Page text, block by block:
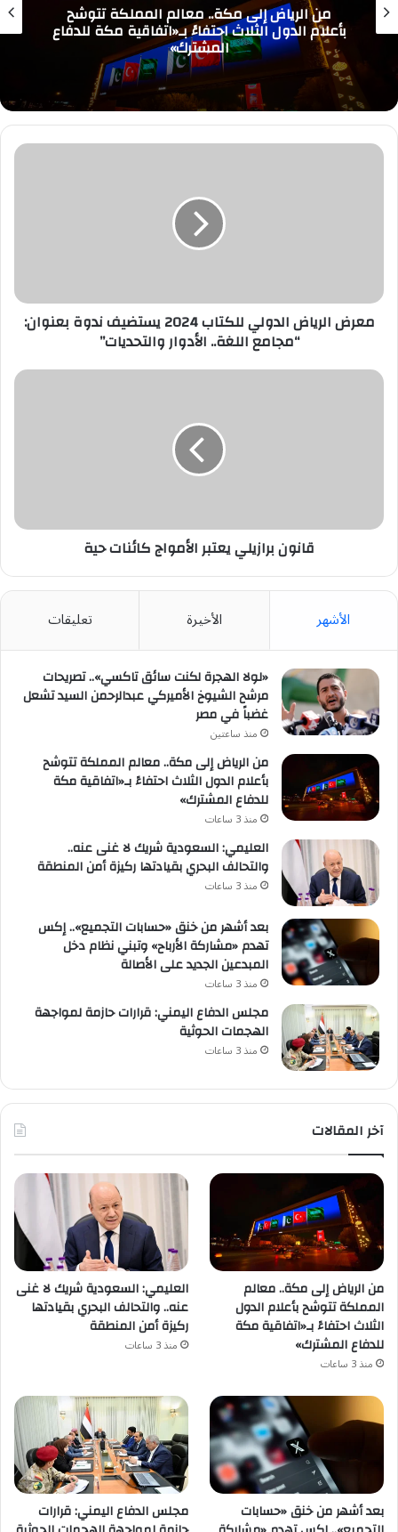
من الرياض إلى مكة.. معالم المملكة تتوشح
بأعلام الدول الثلاث احتفاءً بـ«اتفاقية مكة للدفاع
المشترك»
معرض
“مجامع
اللغة.. معرض الرياض الدولي للكتاب 2024 يستضيف ندوة بعنوان:
“مجامع اللغة.. الأدوار والتحديات”
قانون
قانون برازيلي يعتبر الأمواج كائنات حية
الأشهر الأخيرة تعليقات
«لولا الهجرة لكنت سائق تاكسي».. تصريحات
مرشح الشيوخ الأميركي عبدالرحمن السيد تشعل
غضباً في مصر
منذ ساعتين
من الرياض إلى مكة.. معالم المملكة تتوشح
بأعلام الدول الثلاث احتفاءً بـ«اتفاقية مكة
للدفاع المشترك»
منذ 3 ساعات
العليمي: السعودية شريك لا غنى عنه..
والتحالف البحري بقيادتها ركيزة أمن المنطقة
منذ 3 ساعات
بعد أشهر من خنق «حسابات التجميع».. إكس
تهدم «مشاركة الأرباح» وتبني نظام دخل
المبدعين الجديد على الأصالة
منذ 3 ساعات
مجلس الدفاع اليمني: قرارات حازمة لمواجهة
الهجمات الحوثية
منذ 3 ساعات
آخر المقالات
من الرياض إلى مكة.. معالم
المملكة تتوشح بأعلام الدول
الثلاث احتفاءً بـ«اتفاقية مكة
للدفاع المشترك»
منذ 3 ساعات
العليمي: السعودية شريك لا غنى
عنه.. والتحالف البحري بقيادتها
ركيزة أمن المنطقة
منذ 3 ساعات
بعد أشهر من خنق «حسابات
مجلس الدفاع اليمني: قرارات